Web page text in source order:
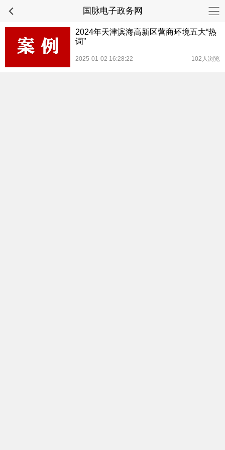
国脉电子政务网
2024年天津滨海高新区营商环境五大“热
词”
2025-01-02 16:28:22 102人浏览